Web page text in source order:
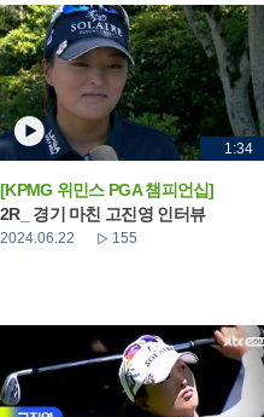
1:34
[KPMG 위민스 PGA 챔피언십]
2R_ 경기 마친 고진영 인터뷰
2024.06.22 155